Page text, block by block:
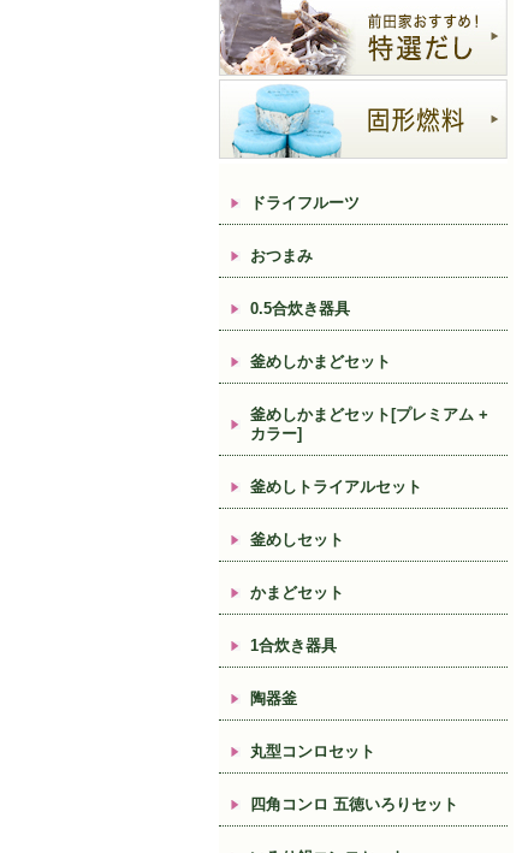
ドライフルーツ
おつまみ
0.5合炊き器具
釜めしかまどセット
釜めしかまどセット[プレミアム +
カラー]
釜めしトライアルセット
釜めしセット
かまどセット
1合炊き器具
陶器釜
丸型コンロセット
四角コンロ 五徳いろりセット